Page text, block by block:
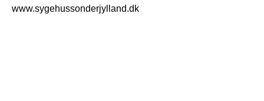
www.sygehussonderjylland.dk